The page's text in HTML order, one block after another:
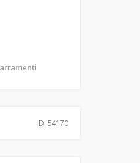
ID: 54170